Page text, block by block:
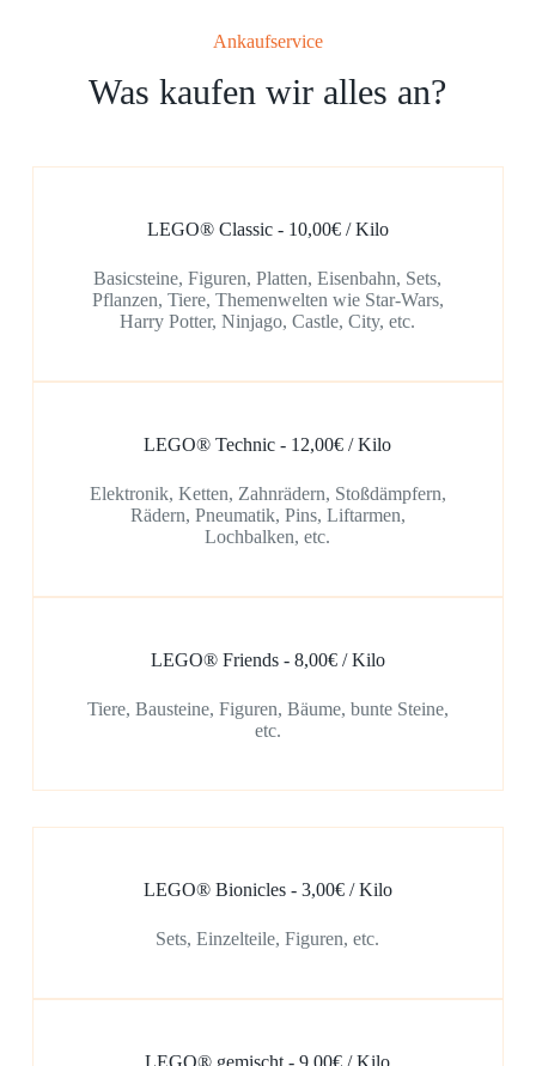
Ankaufservice
Was kaufen wir alles an?
LEGO® Classic - 10,00€ / Kilo
Basicsteine, Figuren, Platten, Eisenbahn, Sets,
Pflanzen, Tiere, Themenwelten wie Star-Wars,
Harry Potter, Ninjago, Castle, City, etc.
LEGO® Technic - 12,00€ / Kilo
Elektronik, Ketten, Zahnrädern, Stoßdämpfern,
Rädern, Pneumatik, Pins, Liftarmen,
Lochbalken, etc.
LEGO® Friends - 8,00€ / Kilo
Tiere, Bausteine, Figuren, Bäume, bunte Steine,
etc.
LEGO® Bionicles - 3,00€ / Kilo
Sets, Einzelteile, Figuren, etc.
LEGO® gemischt - 9,00€ / Kilo